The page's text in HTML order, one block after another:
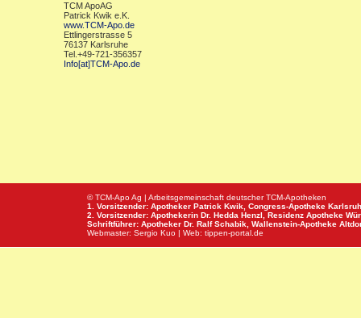
TCM ApoAG
Patrick Kwik e.K.
www.TCM-Apo.de
Ettlingerstrasse 5
76137 Karlsruhe
Tel.+49-721-356357
Info[at]TCM-Apo.de
© TCM-Apo Ag | Arbeitsgemeinschaft deutscher TCM-Apotheken
1. Vorsitzender: Apotheker Patrick Kwik, Congress-Apotheke
2. Vorsitzender: Apothekerin Dr. Hedda Henzl, Residenz Apotheke
Schriftführer: Apotheker Dr. Ralf Schabik, Wallenstein-Apotheke
Webmaster: Sergio Kuo | Web: tippen-portal.de